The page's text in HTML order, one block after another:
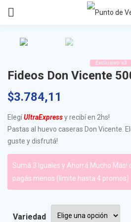
Exclusivo x3
Fideos Don Vicente
$3.784,11
ElegíUltraExpressy recibí en 2hs!
Pastas al huevo caseras Don Vicente.
guste y disfrutá!
Sumá 3 Iguales y Ahorrá Mucho Más!
pagás menos (límite hasta 4 promos)
Variedad